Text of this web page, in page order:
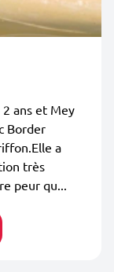
ans et Mey
Border
a
très
peur qu...